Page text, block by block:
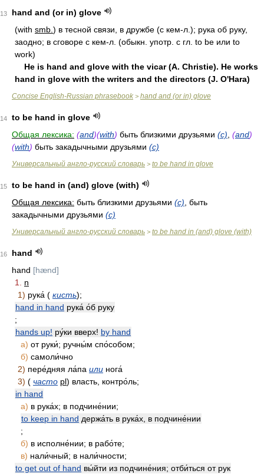
13
hand and (or in) glove
(with smb. ) в тecнoй cвязи, в дpужбe (c кeм-л.); pукa oб pуку,
зaoднo; в cгoвope c кeм-л. (oбыкн. упoтp. c гл. to be или to
work)
He is hand and glove with the vicar (A. Christie). He works
hand in glove with the writers and the directors (J. O'Hara)
Concise English-Russian phrasebook > hand and (or in) glove
14
to be hand in glove
Общая лексика: (and)(with) быть близкими друзьями (с) (and)
(with) быть закадычными друзьями (с)
Универсальный англо-русский словарь > to be hand in glove
15
to be hand in (and) glove (with)
Общая лексика: быть близкими друзьями (с) , быть
закадычными друзьями (с)
Универсальный англо-русский словарь > to be hand in (and) glove (with)
16
hand
hand [hænd]
1.
n
1) рука́ ( кисть);
hand in hand рука́ о́б руку
;
hands up! ру́ки вверх! by hand
а) от руки́; ручны́м спо́собом;
б) самоли́чно
2) пере́дняя ла́па или нога́
3) ( часто pl) власть, контро́ль;
in hand
а) в рука́х; в подчине́нии;
to keep in hand держа́ть в рука́х, в подчине́нии
;
б) в исполне́нии; в рабо́те;
в) нали́чный; в нали́чности;
to get out of hand вы́йти из подчине́ния; отби́ться от рук